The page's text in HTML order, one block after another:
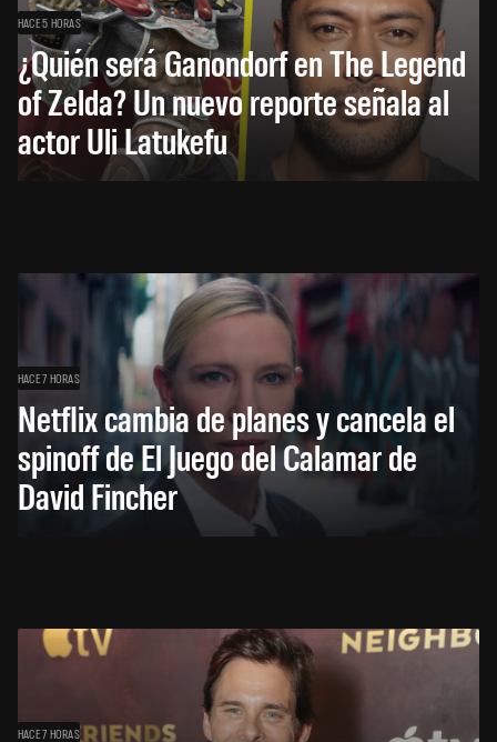
HACE 5 HORAS
¿Quién será Ganondorf en The Legend
of Zelda? Un nuevo reporte señala al
actor Uli Latukefu
HACE 7 HORAS
Netflix cambia de planes y cancela el
spinoff de El Juego del Calamar de
David Fincher
HACE 7 HORAS